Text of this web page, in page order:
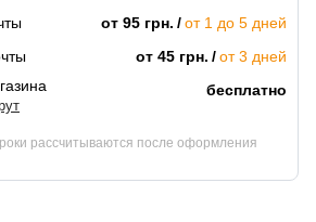
от 95 грн.
от 1 до 5 дней
от 45 грн.
от 3 дней
бесплатно
рассчитываются после оформления